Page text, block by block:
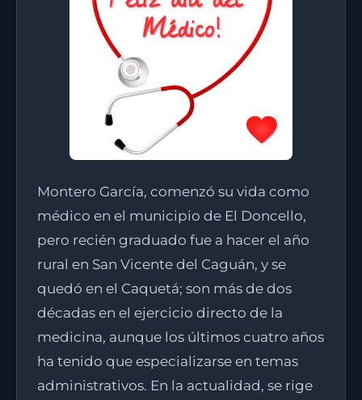
Montero García, comenzó su vida como
médico en el municipio de El Doncello,
pero recién graduado fue a hacer el año
rural en San Vicente del Caguán, y se
quedó en el Caquetá; son más de dos
décadas en el ejercicio directo de la
medicina, aunque los últimos cuatro años
ha tenido que especializarse en temas
administrativos. En la actualidad, se rige